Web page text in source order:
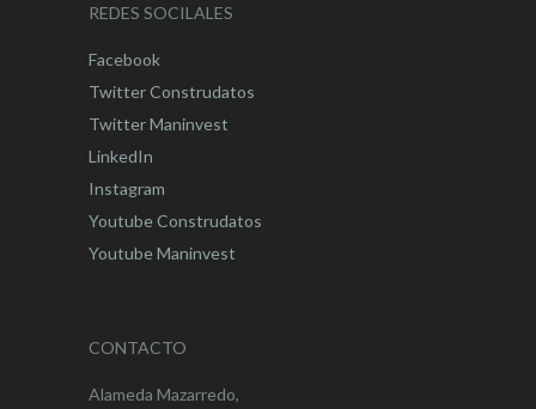
REDES SOCILALES
Facebook
Twitter Construdatos
Twitter Maninvest
LinkedIn
Instagram
Youtube Construdatos
Youtube Maninvest
CONTACTO
Alameda Mazarredo,